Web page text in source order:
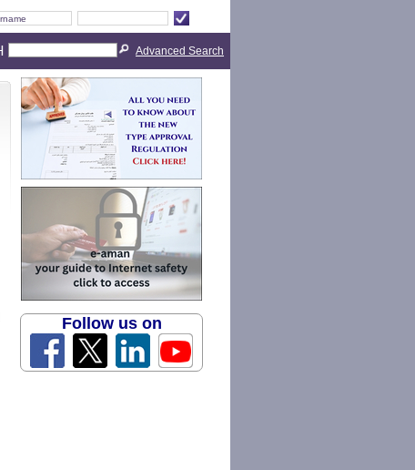
Advanced Search
Follow us on